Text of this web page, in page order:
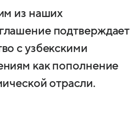
из наших
подтверждает
с узбекскими
как пополнение
отрасли.